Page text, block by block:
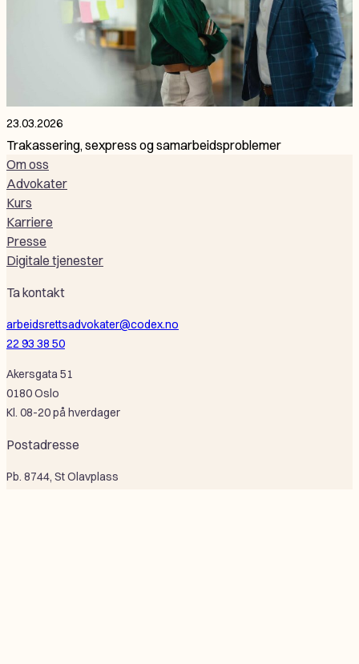
23.03.2026
Trakassering, sexpress og samarbeidsproblemer
Ta kontakt
arbeidsrettsadvokater@codex.no
22 93 38 50
Akersgata 51
0180 Oslo
Kl. 08-20 på hverdager
Postadresse
Pb. 8744, St Olavplass
Om oss
Advokater
Kurs
Karriere
Presse
Digitale tjenester